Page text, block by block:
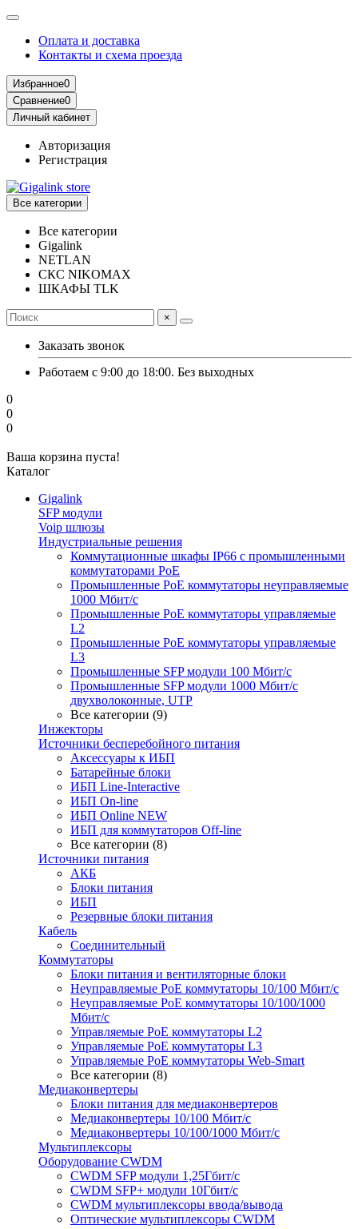
Оплата и доставка
Контакты и схема проезда
Избранное0
Сравнение0
Личный кабинет
Авторизация
Регистрация
Все категории
Все категории
Gigalink
NETLAN
СКС NIKOMAX
ШКАФЫ TLK
×
Заказать звонок
Работаем с 9:00 до 18:00. Без выходных
0
0
0
Ваша корзина пуста!
Каталог
Gigalink
SFP модули
Voip шлюзы
Индустриальные решения
Коммутационные шкафы IP66 c промышленными
коммутаторами PoE
Промышленные PoE коммутаторы неуправляемые
1000 Мбит/с
Промышленные PoE коммутаторы управляемые
L2
Промышленные PoE коммутаторы управляемые
L3
Промышленные SFP модули 100 Мбит/c
Промышленные SFP модули 1000 Мбит/c
двухволоконные, UTP
Все категории (9)
Инжекторы
Источники бесперебойного питания
Аксессуары к ИБП
Батарейные блоки
ИБП Line-Interactive
ИБП On-line
ИБП Online NEW
ИБП для коммутаторов Off-line
Все категории (8)
Источники питания
АКБ
Блоки питания
ИБП
Резервные блоки питания
Кабель
Соединительный
Коммутаторы
Блоки питания и вентиляторные блоки
Неуправляемые PoE коммутаторы 10/100 Мбит/с
Неуправляемые PoE коммутаторы 10/100/1000
Мбит/с
Управляемые PoE коммутаторы L2
Управляемые PoE коммутаторы L3
Управляемые PoE коммутаторы Web-Smart
Все категории (8)
Медиаконвертеры
Блоки питания для медиаконвертеров
Медиаконвертеры 10/100 Мбит/с
Медиаконвертеры 10/100/1000 Мбит/c
Мультиплексоры
Оборудование CWDM
CWDM SFP модули 1,25Гбит/с
CWDM SFP+ модули 10Гбит/с
CWDM мультиплексоры ввода/вывода
Оптические мультиплексоры CWDM